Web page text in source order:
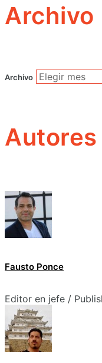
Archivo
Archivo
Autores
Fausto Ponce
Editor en jefe /